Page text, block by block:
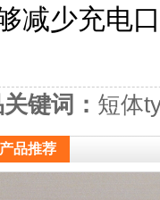
减少充电
键词： 短体
品推荐